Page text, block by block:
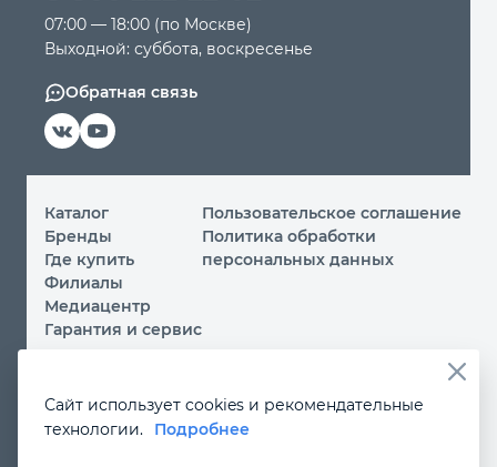
07:00 — 18:00 (по Москве)
Выходной: суббота, воскресенье
Обратная связь
Каталог
Бренды
Где купить
Филиалы
Медиацентр
Гарантия и сервис
Пользовательское соглашение
Политика обработки
персональных данных
Вы принимаете условияполитики обработки
персональных данныхипользовательского соглашения
Сайт использует cookies и рекомендательные
технологии.
Подробнее